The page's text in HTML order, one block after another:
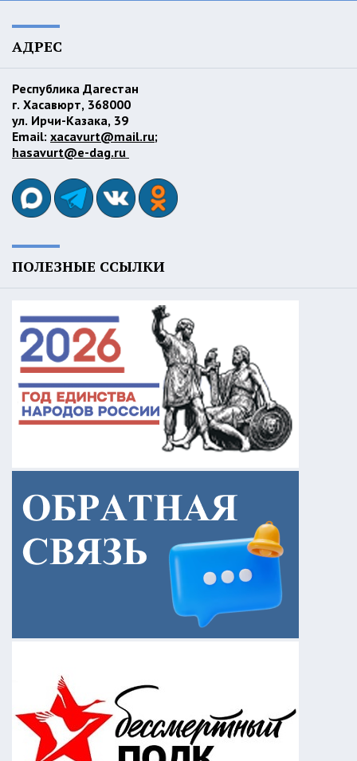
АДРЕС
Республика Дагестан
г. Хасавюрт, 368000
ул. Ирчи-Казака, 39
Email: xacavurt@mail.ru;
hasavurt@e-dag.ru
ПОЛЕЗНЫЕ ССЫЛКИ